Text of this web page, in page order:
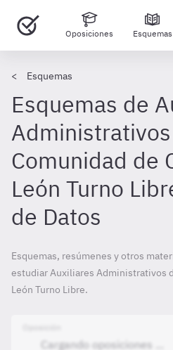
Oposiciones Esquemas
Esquemas
Esquemas de
Comunidad de
León Turno
de Datos
Esquemas, resúmenes y otros
estudiar Auxiliares Administrativos
León Turno Libre.